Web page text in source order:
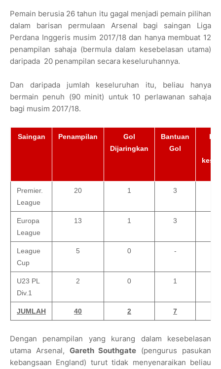
Pemain berusia 26 tahun itu gagal menjadi pemain pilihan
dalam barisan permulaan Arsenal bagi saingan Liga
Perdana Inggeris musim 2017/18 dan hanya membuat 12
penampilan sahaja (bermula dalam kesebelasan utama)
daripada 20 penampilan secara keseluruhannya.
Dan daripada jumlah keseluruhan itu, beliau hanya
bermain penuh (90 minit) untuk 10 perlawanan sahaja
bagi musim 2017/18.
Saingan Penampilan
Gol
Dijaringkan
Bantuan
Gol
Premier.
League
20 1 3
Europa
League
13 1 3
League
Cup
5 0 -
U23 PL
Div.1
2 0 1
JUMLAH 40 2 7
Dengan penampilan yang kurang dalam kesebelasan
utama Arsenal, Gareth Southgate (pengurus pasukan
kebangsaan England) turut tidak menyenaraikan beliau